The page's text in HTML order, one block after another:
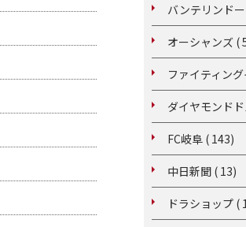
バンテリンド
オーシャンズ (
ファイティン
ダイヤモンド
FC岐阜 ( 143)
中日新聞 ( 13)
ドラショップ (